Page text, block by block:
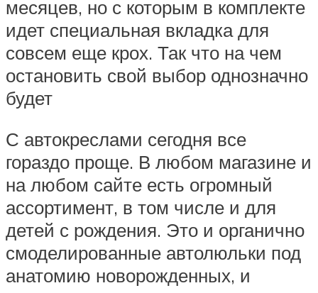
месяцев, но с которым в комплекте
идет специальная вкладка для
совсем еще крох. Так что на чем
остановить свой выбор однозначно
будет
С автокреслами сегодня все
гораздо проще. В любом магазине и
на любом сайте есть огромный
ассортимент, в том числе и для
детей с рождения. Это и органично
смоделированные автолюльки под
анатомию новорожденных, и